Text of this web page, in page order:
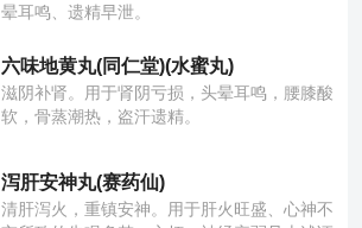
晕耳鸣、遗精早泄。
六味地黄丸(同仁堂)(水蜜丸)
滋阴补肾。用于肾阴亏损，头晕耳鸣，腰膝酸
软，骨蒸潮热，盗汗遗精。
泻肝安神丸(赛药仙)
清肝泻火，重镇安神。用于肝火旺盛、心神不